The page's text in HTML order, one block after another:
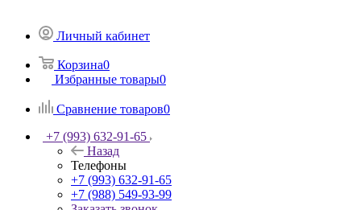
Личный кабинет
Корзина0
Избранные товары0
Сравнение товаров0
+7 (993) 632-91-65
Назад
Телефоны
+7 (993) 632-91-65
+7 (988) 549-93-99